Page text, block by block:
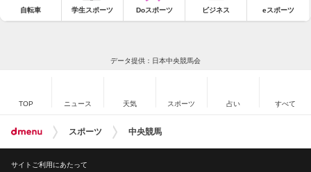
自転車 学生スポーツ Doスポーツ ビジネス eスポーツ
データ提供：日本中央競馬会
TOP ニュース 天気 スポーツ 占い すべて
スポーツ 中央競馬
サイトご利用にあたって